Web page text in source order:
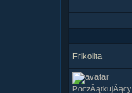
Frikolita
PoczÂątkujÂący